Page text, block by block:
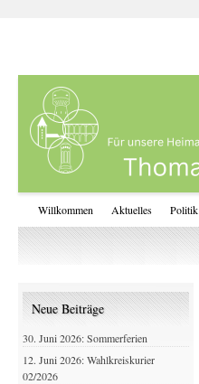
Willkommen Aktuelles Politik
Neue Beiträge
30. Juni 2026: Sommerferien
12. Juni 2026: Wahlkreiskurier
02/2026